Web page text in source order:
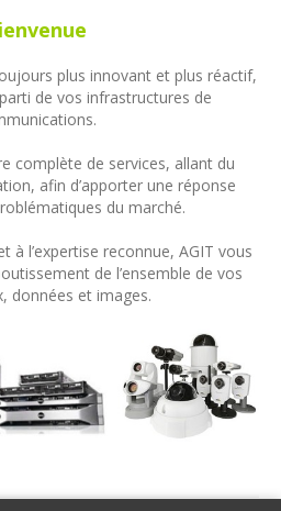
plus innovant et plus réactif,
de vos infrastructures de
complète de services, allant du
afin d’apporter une réponse
du marché.
à l’expertise reconnue, AGIT vous
de l’ensemble de vos
données et images.